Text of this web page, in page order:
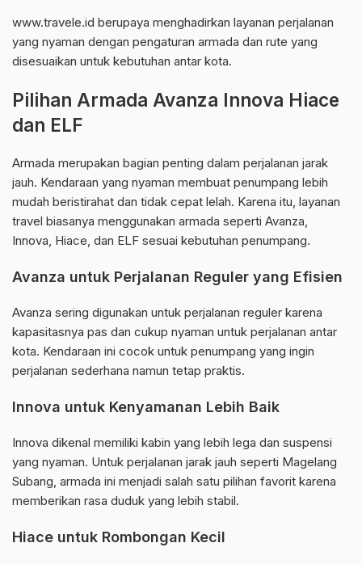
www.travele.id berupaya menghadirkan layanan perjalanan
yang nyaman dengan pengaturan armada dan rute yang
disesuaikan untuk kebutuhan antar kota.
Pilihan Armada Avanza Innova Hiace
dan ELF
Armada merupakan bagian penting dalam perjalanan jarak
jauh. Kendaraan yang nyaman membuat penumpang lebih
mudah beristirahat dan tidak cepat lelah. Karena itu, layanan
travel biasanya menggunakan armada seperti Avanza,
Innova, Hiace, dan ELF sesuai kebutuhan penumpang.
Avanza untuk Perjalanan Reguler yang Efisien
Avanza sering digunakan untuk perjalanan reguler karena
kapasitasnya pas dan cukup nyaman untuk perjalanan antar
kota. Kendaraan ini cocok untuk penumpang yang ingin
perjalanan sederhana namun tetap praktis.
Innova untuk Kenyamanan Lebih Baik
Innova dikenal memiliki kabin yang lebih lega dan suspensi
yang nyaman. Untuk perjalanan jarak jauh seperti Magelang
Subang, armada ini menjadi salah satu pilihan favorit karena
memberikan rasa duduk yang lebih stabil.
Hiace untuk Rombongan Kecil